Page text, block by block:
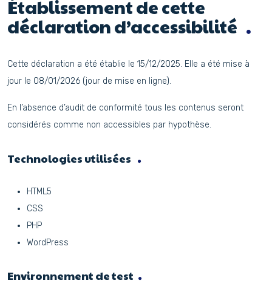
Établissement de cette
déclaration d’accessibilité
Cette déclaration a été établie le 15/12/2025. Elle a été mise à
jour le 08/01/2026 (jour de mise en ligne).
En l’absence d’audit de conformité tous les contenus seront
considérés comme non accessibles par hypothèse.
Technologies utilisées
HTML5
CSS
PHP
WordPress
Environnement de test